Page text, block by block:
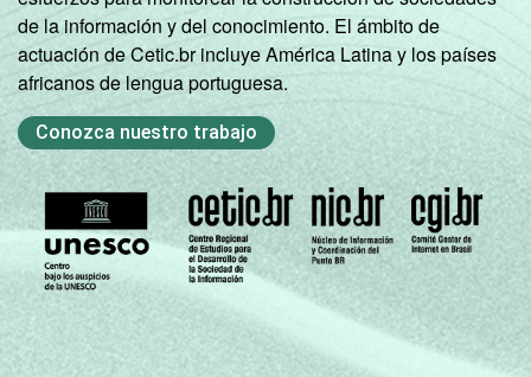
de la información y del conocimiento. El ámbito de
actuación de Cetic.br incluye América Latina y los países
africanos de lengua portuguesa.
Conozca nuestro trabajo